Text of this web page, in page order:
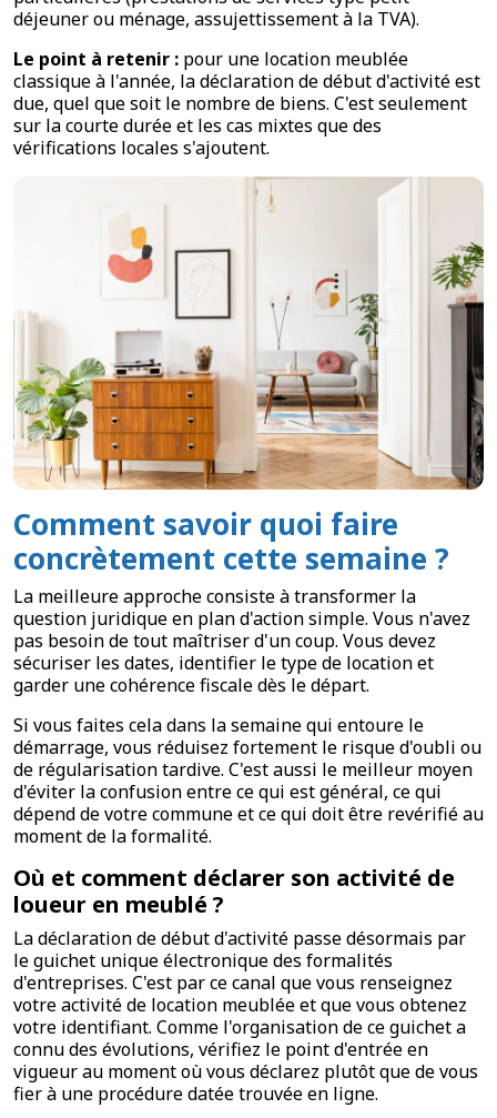
déjeuner ou ménage, assujettissement à la TVA).
Le point à retenir : pour une location meublée
classique à l'année, la déclaration de début d'activité est
due, quel que soit le nombre de biens. C'est seulement
sur la courte durée et les cas mixtes que des
vérifications locales s'ajoutent.
Comment savoir quoi faire
concrètement cette semaine ?
La meilleure approche consiste à transformer la
question juridique en plan d'action simple. Vous n'avez
pas besoin de tout maîtriser d'un coup. Vous devez
sécuriser les dates, identifier le type de location et
garder une cohérence fiscale dès le départ.
Si vous faites cela dans la semaine qui entoure le
démarrage, vous réduisez fortement le risque d'oubli ou
de régularisation tardive. C'est aussi le meilleur moyen
d'éviter la confusion entre ce qui est général, ce qui
dépend de votre commune et ce qui doit être revérifié au
moment de la formalité.
Où et comment déclarer son activité de
loueur en meublé ?
La déclaration de début d'activité passe désormais par
le guichet unique électronique des formalités
d'entreprises. C'est par ce canal que vous renseignez
votre activité de location meublée et que vous obtenez
votre identifiant. Comme l'organisation de ce guichet a
connu des évolutions, vérifiez le point d'entrée en
vigueur au moment où vous déclarez plutôt que de vous
fier à une procédure datée trouvée en ligne.